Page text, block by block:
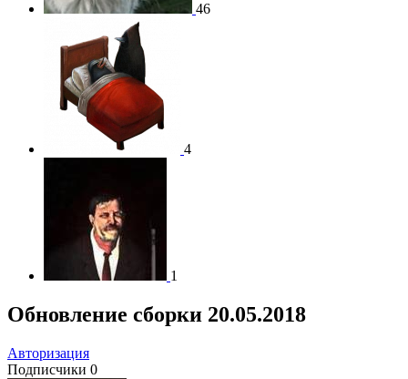
46
4
1
Обновление сборки 20.05.2018
Авторизация
Подписчики 0